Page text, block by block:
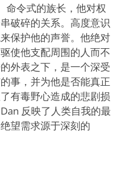
命令式的族长，他对权
破碎的关系。高度意识
保护他的声誉。他绝对
使他支配周围的人而不
外表之下，是一个深受
事，并为他是否能真正
有毒野心造成的悲剧损
反映了人类自我的最
望需求源于深刻的